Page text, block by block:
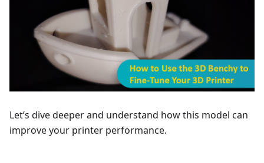
Let’s dive deeper and understand how this model can
improve your printer performance.